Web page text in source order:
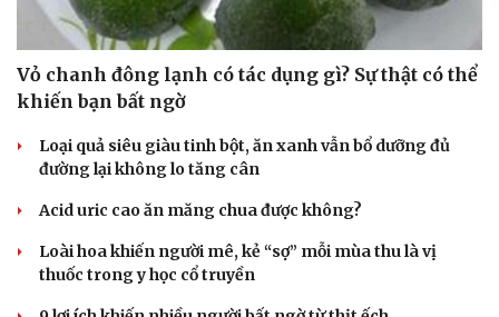
Cải chính
Vỏ chanh đông lạnh có tác dụng gì? Sự thật có thể
khiến bạn bất ngờ
Loại quả siêu giàu tinh bột, ăn xanh vẫn bổ dưỡng đủ
đường lại không lo tăng cân
Acid uric cao ăn măng chua được không?
Loài hoa khiến người mê, kẻ “sợ” mỗi mùa thu là vị
thuốc trong y học cổ truyền